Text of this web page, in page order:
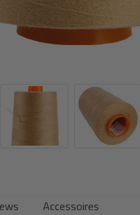
Accessoires